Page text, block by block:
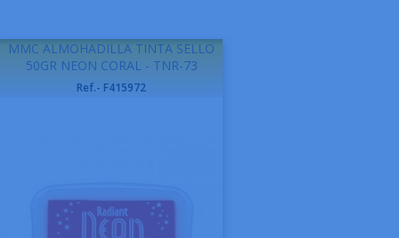
MMC ALMOHADILLA TINTA SELLO
50GR NEON CORAL - TNR-73
Ref.- F415972